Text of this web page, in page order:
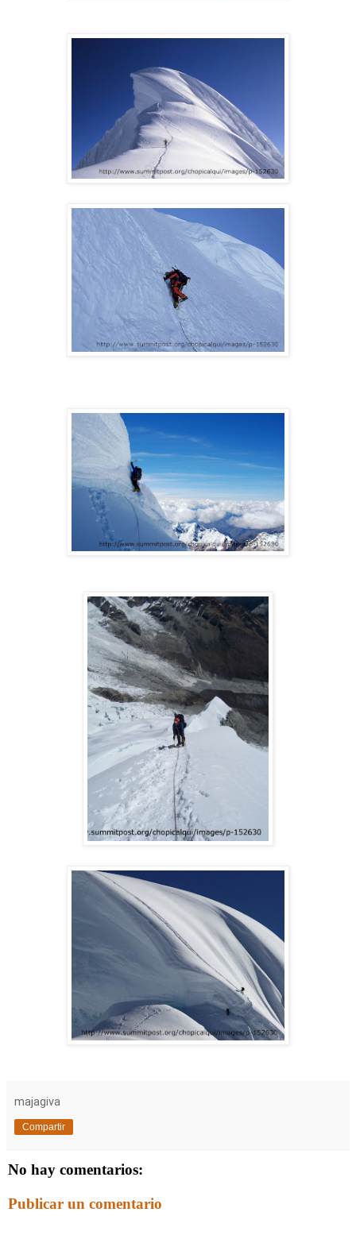
majagiva
Compartir
No hay comentarios:
Publicar un comentario